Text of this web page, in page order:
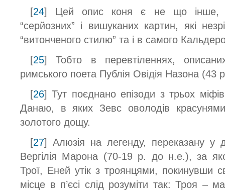
[24] Цей опис коня є не що інше,
“серйозних” і вишуканих картин, які
“витонченого стилю” та і в самого
[25] Тобто в перевтіленнях,
римського поета Публія Овідія Назона
[26] Тут поєднано епізоди з трьох
Данаю, в яких Зевс оволодів
золотого дощу.
[27] Алюзія на легенду, переказану у
Вергілія Марона (70-19 р. до н.е.), за
Трої, Еней утік з троянцями, покинувши
місце в п’єсі слід розуміти так: Троя –